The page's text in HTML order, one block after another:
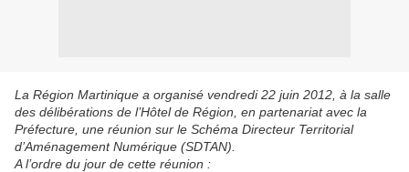
La Région Martinique a organisé vendredi 22 juin 2012, à la salle
des délibérations de l’Hôtel de Région, en partenariat avec la
Préfecture, une réunion sur le Schéma Directeur Territorial
d’Aménagement Numérique (SDTAN).
A l’ordre du jour de cette réunion :